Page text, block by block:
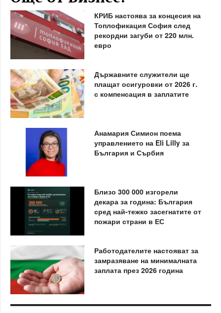
КРИБ настоява за концесия на
Топлофикация София след
рекордни загуби от 220 млн.
евро
Държавните служители ще
плащат осигуровки от 2026 г.
с компенсация в заплатите
Анамария Симион поема
управлението на Eli Lilly за
България и Сърбия
Близо 300 000 изгорели
декара за година: България
сред най-тежко засегнатите от
пожари страни в ЕС
Работодателите настояват за
замразяване на минималната
заплата през 2026 година